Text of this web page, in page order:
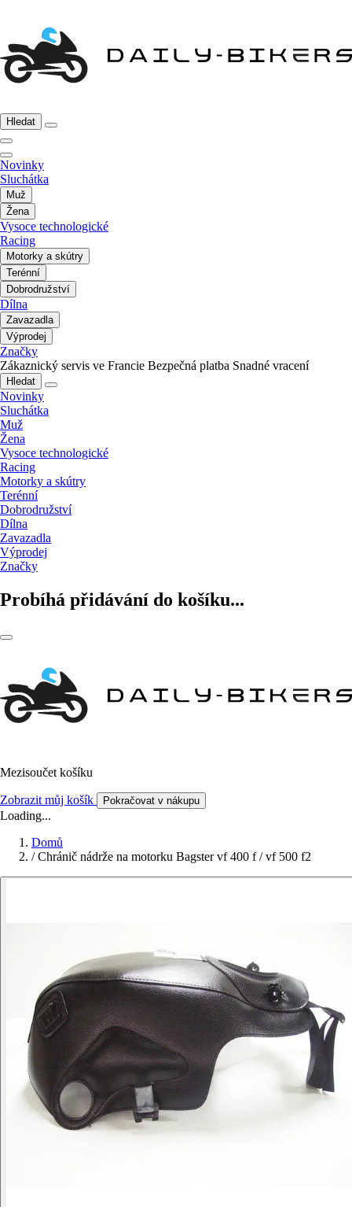
Hledat
Novinky
Sluchátka
Muž
Žena
Vysoce technologické
Racing
Motorky a skútry
Terénní
Dobrodružství
Dílna
Zavazadla
Výprodej
Značky
Zákaznický servis ve Francie Bezpečná platba Snadné vracení
Hledat
Novinky
Sluchátka
Muž
Žena
Vysoce technologické
Racing
Motorky a skútry
Terénní
Dobrodružství
Dílna
Zavazadla
Výprodej
Značky
Probíhá přidávání do košíku...
Mezisoučet košíku
Zobrazit můj košík Pokračovat v nákupu
Loading...
Domů
/ Chránič nádrže na motorku Bagster vf 400 f / vf 500 f2